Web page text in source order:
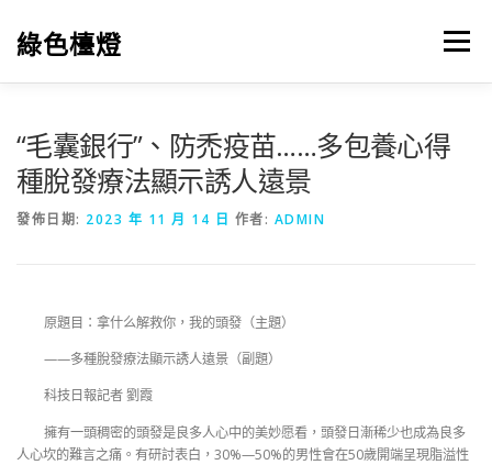
綠色檯燈 選單
“毛囊銀行”、防禿疫苗……多包養心得
種脫發療法顯示誘人遠景
發佈日期: 2023 年 11 月 14 日 作者: ADMIN
原題目：拿什么解救你，我的頭發（主題）
——多種脫發療法顯示誘人遠景（副題）
科技日報記者 劉霞
擁有一頭稠密的頭發是良多人心中的美妙愿看，頭發日漸稀少也成為良多
人心坎的難言之痛。有研討表白，30%—50%的男性會在50歲開端呈現脂溢性